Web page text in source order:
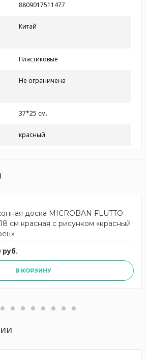
8809017511477
Китай
Пластиковые
Не ограничена
37*25 см.
красный
доска MICROBAN FLUTTO
см красная с рисунком «красный
руб.
В КОРЗИНУ